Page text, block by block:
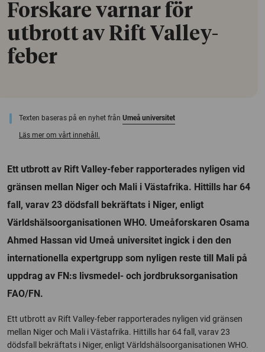
Forskare varnar för
utbrott av Rift Valley-
feber
Texten baseras på en nyhet från Umeå universitet
Läs mer om vårt innehåll.
Ett utbrott av Rift Valley-feber rapporterades nyligen vid
gränsen mellan Niger och Mali i Västafrika. Hittills har 64
fall, varav 23 dödsfall bekräftats i Niger, enligt
Världshälsoorganisationen WHO. Umeåforskaren Osama
Ahmed Hassan vid Umeå universitet ingick i den den
internationella expertgrupp som nyligen reste till Mali på
uppdrag av FN:s livsmedel- och jordbruksorganisation
FAO/FN.
Ett utbrott av Rift Valley-feber rapporterades nyligen vid gränsen
mellan Niger och Mali i Västafrika. Hittills har 64 fall, varav 23
dödsfall bekräftats i Niger, enligt Världshälsoorganisationen WHO.